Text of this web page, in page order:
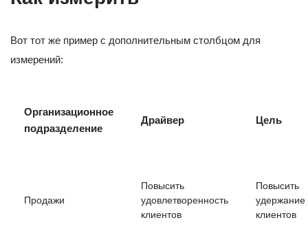
Вот тот же пример с дополнительным столбцом для
измерений:
Организационное
подразделение
Драйвер Цель
Продажи
Повысить
удовлетворенность
клиентов
Повысить
удержание
клиентов